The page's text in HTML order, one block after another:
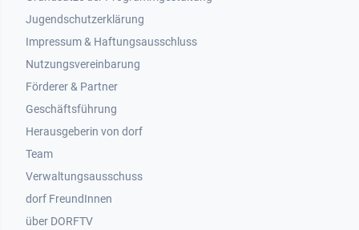
Jugendschutzerklärung
Impressum & Haftungsausschluss
Nutzungsvereinbarung
Footer 2
Förderer & Partner
Geschäftsführung
Herausgeberin von dorf
Team
Verwaltungsausschuss
dorf FreundInnen
Footer 3
über DORFTV